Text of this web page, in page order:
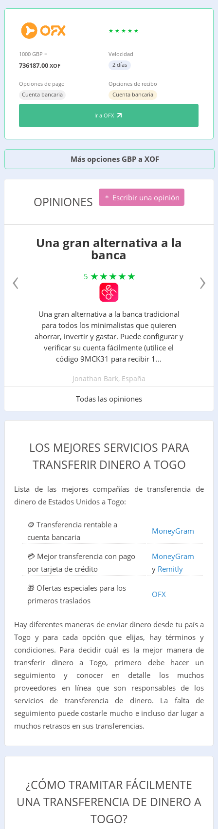
1000 GBP =
736187.00 XOF
Velocidad
2 días
Opciones de pago
Cuenta bancaria
Opciones de recibo
Cuenta bancaria
Ir a OFX
Más opciones GBP a XOF
OPINIONES Escribir una opinión
Una gran alternativa a la
banca
5
Una gran alternativa a la banca tradicional
para todos los minimalistas que quieren
ahorrar, invertir y gastar. Puede configurar y
verificar su cuenta fácilmente (utilice el
código 9MCK31 para recibir 1...
Jonathan Bark, España
Todas las opiniones
‹ ›
LOS MEJORES SERVICIOS PARA
TRANSFERIR DINERO A TOGO
Lista de las mejores compañías de transferencia de
dinero de Estados Unidos a Togo:
🪙 Transferencia rentable a
cuenta bancaria
MoneyGram
💳 Mejor transferencia con pago
por tarjeta de crédito
MoneyGram
y Remitly
🎁 Ofertas especiales para los
primeros traslados
OFX
Hay diferentes maneras de enviar dinero desde tu país a
Togo y para cada opción que elijas, hay términos y
condiciones. Para decidir cuál es la mejor manera de
transferir dinero a Togo, primero debe hacer un
seguimiento y conocer en detalle los muchos
proveedores en línea que son responsables de los
servicios de transferencia de dinero. La falta de
seguimiento puede costarle mucho e incluso dar lugar a
muchos retrasos en sus transferencias.
¿CÓMO TRAMITAR FÁCILMENTE
UNA TRANSFERENCIA DE DINERO A
TOGO?